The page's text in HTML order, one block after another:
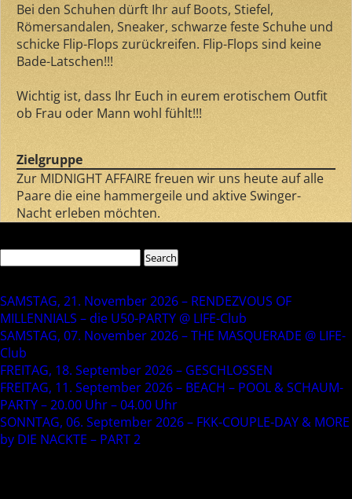
Bei den Schuhen dürft Ihr auf Boots, Stiefel,
Römersandalen, Sneaker, schwarze feste Schuhe und
schicke Flip-Flops zurückreifen. Flip-Flops sind keine
Bade-Latschen!!!
Wichtig ist, dass Ihr Euch in eurem erotischem Outfit
ob Frau oder Mann wohl fühlt!!!
Zielgruppe
Zur MIDNIGHT AFFAIRE freuen wir uns heute auf alle
Paare die eine hammergeile und aktive Swinger-
Nacht erleben möchten.
SAMSTAG, 21. November 2026 – RENDEZVOUS OF
MILLENNIALS – die U50-PARTY @ LIFE-Club
SAMSTAG, 07. November 2026 – THE MASQUERADE @ LIFE-
Club
FREITAG, 18. September 2026 – GESCHLOSSEN
FREITAG, 11. September 2026 – BEACH – POOL & SCHAUM-
PARTY – 20.00 Uhr – 04.00 Uhr
SONNTAG, 06. September 2026 – FKK-COUPLE-DAY & MORE
by DIE NACKTE – PART 2